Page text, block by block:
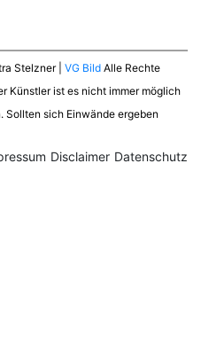
Stelzner | VG Bild Alle Rechte
Künstler ist es nicht immer möglich
Sollten sich Einwände ergeben
Datenschutz
Disclaimer